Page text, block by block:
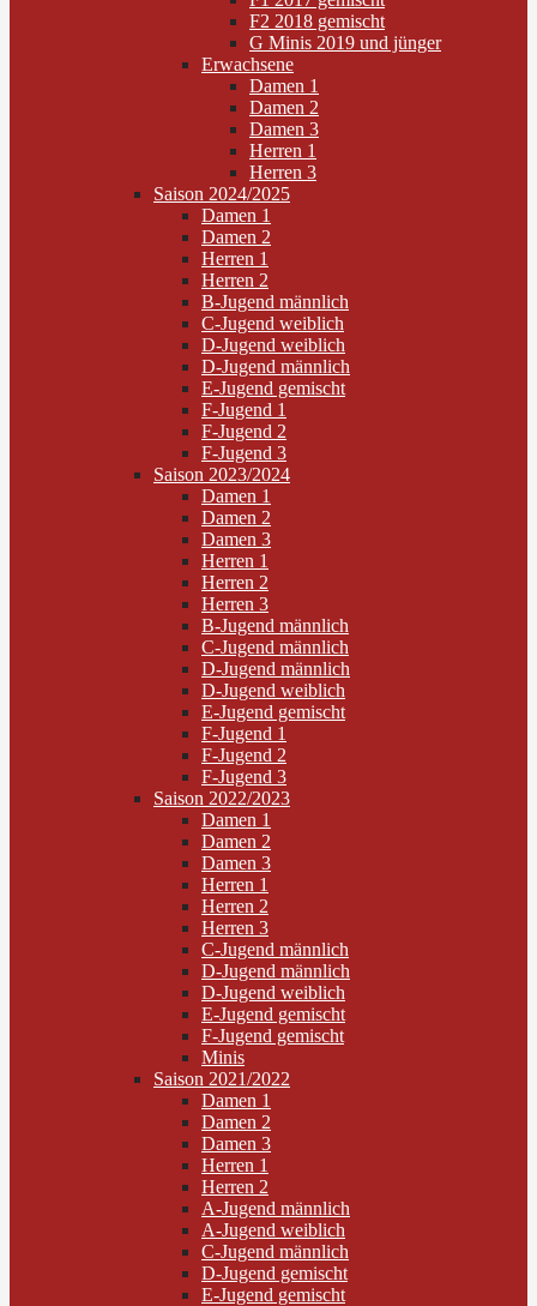
F2 2018 gemischt
G Minis 2019 und jünger
Erwachsene
Damen 1
Damen 2
Damen 3
Herren 1
Herren 3
Saison 2024/2025
Damen 1
Damen 2
Herren 1
Herren 2
B-Jugend männlich
C-Jugend weiblich
D-Jugend weiblich
D-Jugend männlich
E-Jugend gemischt
F-Jugend 1
F-Jugend 2
F-Jugend 3
Saison 2023/2024
Damen 1
Damen 2
Damen 3
Herren 1
Herren 2
Herren 3
B-Jugend männlich
C-Jugend männlich
D-Jugend männlich
D-Jugend weiblich
E-Jugend gemischt
F-Jugend 1
F-Jugend 2
F-Jugend 3
Saison 2022/2023
Damen 1
Damen 2
Damen 3
Herren 1
Herren 2
Herren 3
C-Jugend männlich
D-Jugend männlich
D-Jugend weiblich
E-Jugend gemischt
F-Jugend gemischt
Minis
Saison 2021/2022
Damen 1
Damen 2
Damen 3
Herren 1
Herren 2
A-Jugend männlich
A-Jugend weiblich
C-Jugend männlich
D-Jugend gemischt
E-Jugend gemischt